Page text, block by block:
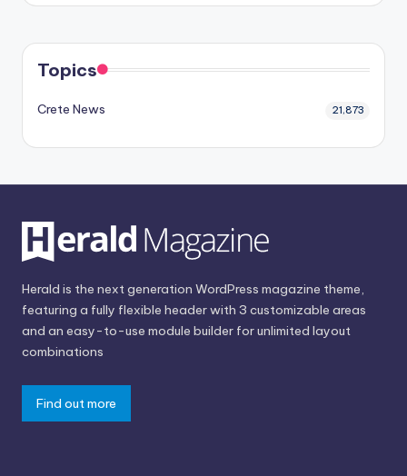
Topics
Crete News 21,873
Herald is the next generation WordPress magazine theme,
featuring a fully flexible header with 3 customizable areas
and an easy-to-use module builder for unlimited layout
combinations
Find out more